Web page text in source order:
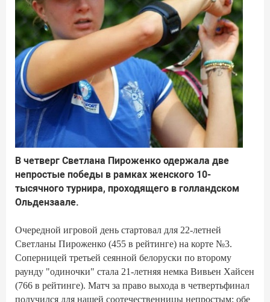
В четверг Светлана Пироженко одержала две
непростые победы в рамках женского 10-
тысячного турнира, проходящего в голландском
Ольдензаале.
Очередной игровой день стартовал для 22-летней
Светланы Пироженко (455 в рейтинге) на корте №3.
Соперницей третьей сеянной белоруски по второму
раунду "одиночки" стала 21-летняя немка Вивьен Хайсен
(766 в рейтинге). Матч за право выхода в четвертьфинал
получился для нашей соотечественницы непростым: обе